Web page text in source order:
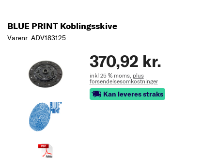
BLUE PRINT Koblingsskive
Varenr. ADV183125
370,92 kr.
inkl 25 % moms, plus
forsendelsesomkostninger
Kan leveres straks